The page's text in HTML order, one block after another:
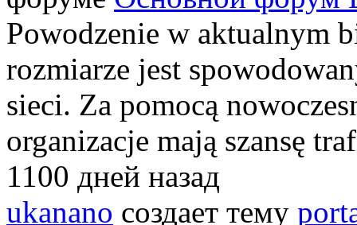
Powodzenie w aktualnym
rozmiarze jest
sieci. Za pomocą
organizacje mają szansę
1100 дней назад
ukanano создает тему